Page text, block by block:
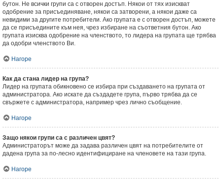
бутон. Не всички групи са с отворен достъп. Някои от тях изискват
одобрение за присъединяване, някои са затворени, а някои даже са
невидими за другите потребители. Ако групата е с отворен достъп, можете
да се присъедините към нея, чрез избиране на съответния бутон. Ако
групата изисква одобрение на членството, то лидера на групата ще трябва
да одобри членството Ви.
Нагоре
Как да стана лидер на група?
Лидер на групата обикновено се избира при създаването на групата от
администратора. Ако искате да създадете група, първо трябва да се
свържете с администратора, например чрез лично съобщение.
Нагоре
Защо някои групи са с различен цвят?
Администраторът може да задава различен цвят на потребителите от
дадена група за по-лесно идентифициране на членовете на тази група.
Нагоре